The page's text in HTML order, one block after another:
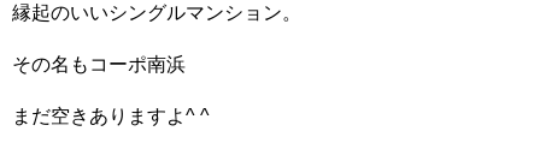
縁起のいいシングルマンション。
その名もコーポ南浜
まだ空きありますよ^ ^